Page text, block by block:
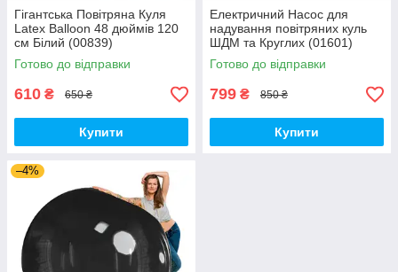
Гігантська Повітряна Куля
Latex Balloon 48 дюймів 120
см Білий (00839)
Готово до відправки
610 ₴ 650 ₴
Купити
Електричний Насос для
надування повітряних куль
ШДМ та Круглих (01601)
Готово до відправки
799 ₴ 850 ₴
Купити
–4%